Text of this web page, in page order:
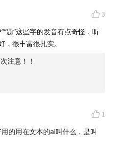
和置景道具设计，效率千
尤其好用
AI应用率已达50%，常用
行业给演员设计服装妆造
3
题”这些字的发音有点奇怪，听
很丰富很扎实。
注意！！
1
的用在文本的ai叫什么，是叫